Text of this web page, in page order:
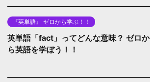
『英単語』 ゼロから学ぶ！！
英単語「fact」ってどんな意味？ ゼロか
ら英語を学ぼう！！